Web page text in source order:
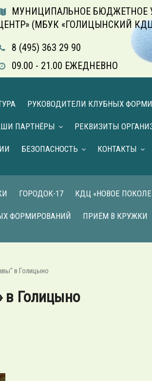
МУНИЦИПАЛЬНОЕ БЮДЖЕТНОЕ
(МБУК «ГОЛИЦЫНСКИЙ
8 (495) 363 29 90
09.00 - 21.00 ЕЖЕДНЕВНО
РУКОВОДИТЕЛИ КЛУБНЫХ
ПАРТНЁРЫ РЕКВИЗИТЫ
БЕЗОПАСНОСТЬ КОНТАКТЫ
ГОРОДОК-17 КДЦ «НОВОЕ
ФОРМИРОВАНИЙ ПРИЁМ В КРУЖКИ
в Голицыно
в Голицыно